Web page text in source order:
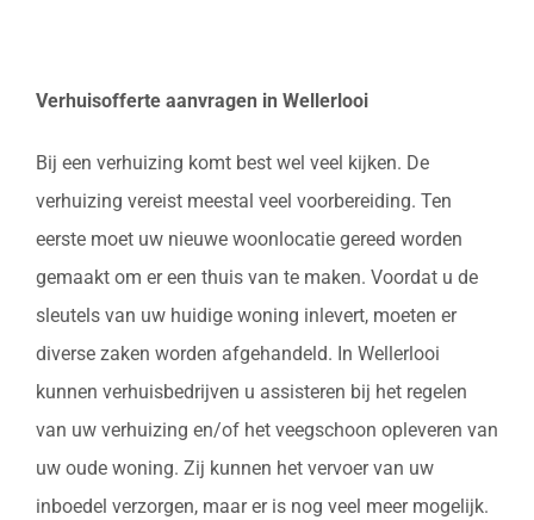
Verhuisofferte aanvragen in Wellerlooi
Bij een verhuizing komt best wel veel kijken. De
verhuizing vereist meestal veel voorbereiding. Ten
eerste moet uw nieuwe woonlocatie gereed worden
gemaakt om er een thuis van te maken. Voordat u de
sleutels van uw huidige woning inlevert, moeten er
diverse zaken worden afgehandeld. In Wellerlooi
kunnen verhuisbedrijven u assisteren bij het regelen
van uw verhuizing en/of het veegschoon opleveren van
uw oude woning. Zij kunnen het vervoer van uw
inboedel verzorgen, maar er is nog veel meer mogelijk.